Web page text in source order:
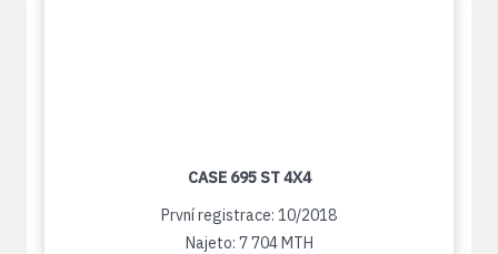
CASE 695 ST 4X4
První registrace: 10/2018
Najeto: 7 704 MTH